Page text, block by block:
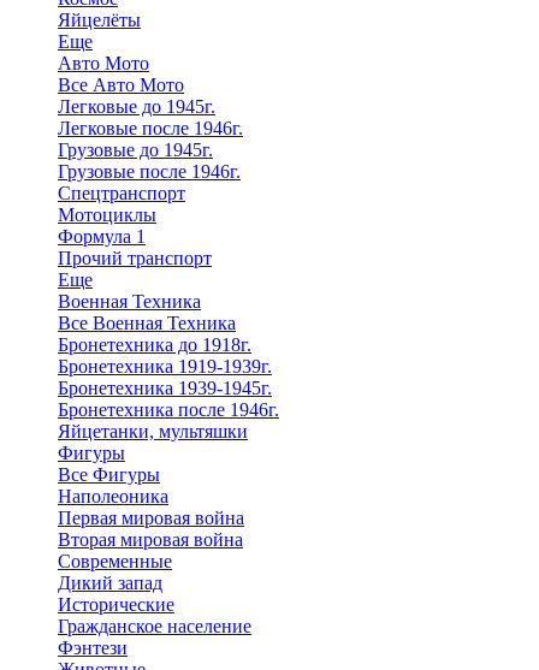
Яйцелёты
Еще
Авто Мото
Все Авто Мото
Легковые до 1945г.
Легковые после 1946г.
Грузовые до 1945г.
Грузовые после 1946г.
Спецтранспорт
Мотоциклы
Формула 1
Прочий транспорт
Еще
Военная Техника
Все Военная Техника
Бронетехника до 1918г.
Бронетехника 1919-1939г.
Бронетехника 1939-1945г.
Бронетехника после 1946г.
Яйцетанки, мультяшки
Фигуры
Все Фигуры
Наполеоника
Первая мировая война
Вторая мировая война
Современные
Дикий запад
Исторические
Гражданское население
Фэнтези